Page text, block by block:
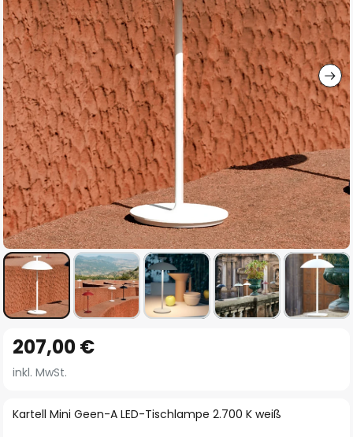
Anfang
der
springen
Kartell Mini Geen-A LED-Tischlampe 2.700 K weiß
207,00 €
inkl. MwSt.